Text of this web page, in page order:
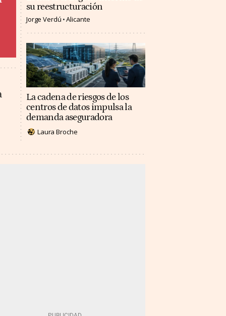
su reestructuración
Jorge Verdú Alicante
La cadena de riesgos de los
centros de datos impulsa la
demanda aseguradora
Laura Broche